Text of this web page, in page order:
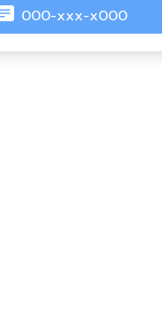
000-xxx-x000